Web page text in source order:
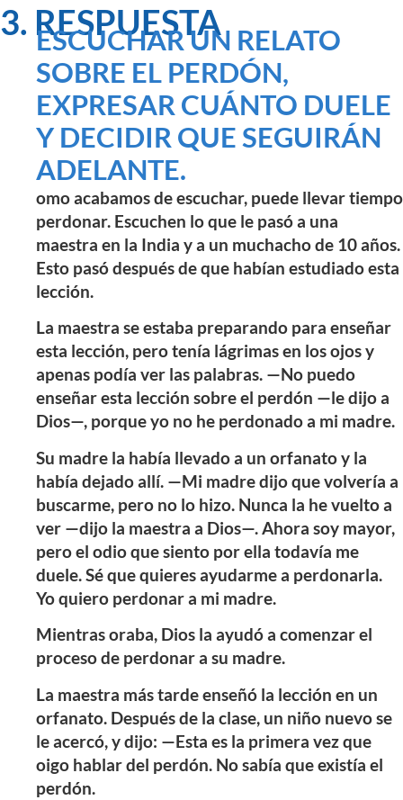
3. RESPUESTA
ESCUCHAR UN RELATO
SOBRE EL PERDÓN,
EXPRESAR CUÁNTO DUELE
Y DECIDIR QUE SEGUIRÁN
ADELANTE.
omo acabamos de escuchar, puede llevar tiempo
perdonar. Escuchen lo que le pasó a una
maestra en la India y a un muchacho de 10 años.
Esto pasó después de que habían estudiado esta
lección.
La maestra se estaba preparando para enseñar
esta lección, pero tenía lágrimas en los ojos y
apenas podía ver las palabras. —No puedo
enseñar esta lección sobre el perdón —le dijo a
Dios—, porque yo no he perdonado a mi madre.
Su madre la había llevado a un orfanato y la
había dejado allí. —Mi madre dijo que volvería a
buscarme, pero no lo hizo. Nunca la he vuelto a
ver —dijo la maestra a Dios—. Ahora soy mayor,
pero el odio que siento por ella todavía me
duele. Sé que quieres ayudarme a perdonarla.
Yo quiero perdonar a mi madre.
Mientras oraba, Dios la ayudó a comenzar el
proceso de perdonar a su madre.
La maestra más tarde enseñó la lección en un
orfanato. Después de la clase, un niño nuevo se
le acercó, y dijo: —Esta es la primera vez que
oigo hablar del perdón. No sabía que existía el
perdón.